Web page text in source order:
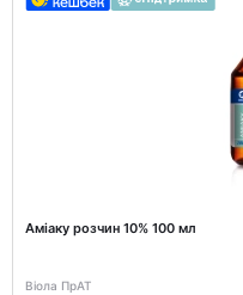
Аміаку розчин 10% 100 мл
Віола ПрАТ